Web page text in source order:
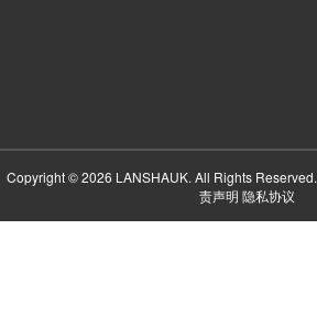
Copyright © 2026 LANSHAUK. All Rights Reserved.
责声明 隐私协议